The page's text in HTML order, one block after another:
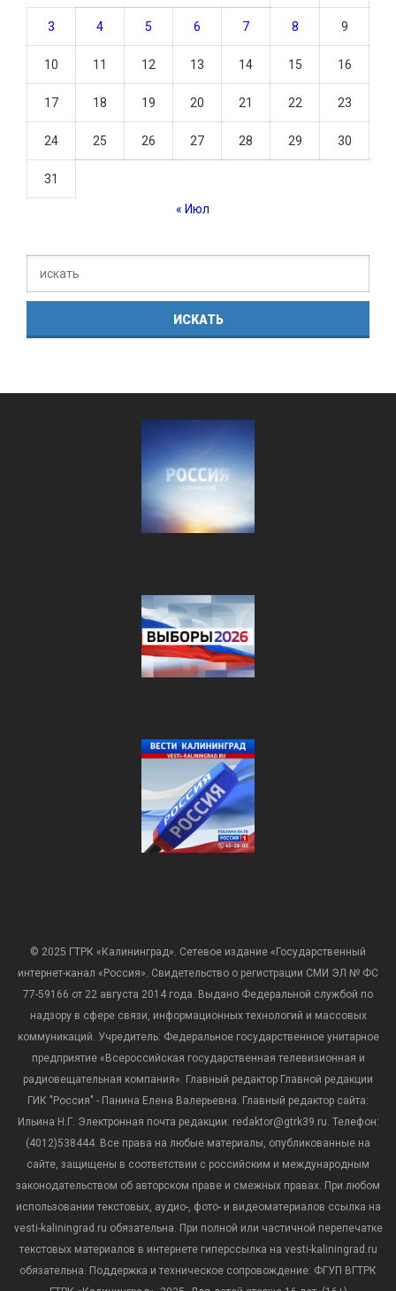
3 4 5 6 7 8 9
10 11 12 13 14 15 16
17 18 19 20 21 22 23
24 25 26 27 28 29 30
31
« Июл
© 2025 ГТРК «Калининград». Сетевое издание «Государственный
интернет-канал «Россия». Свидетельство о регистрации СМИ ЭЛ № ФС
77-59166 от 22 августа 2014 года. Выдано Федеральной службой по
надзору в сфере связи, информационных технологий и массовых
коммуникаций. Учредитель: Федеральное государственное унитарное
предприятие «Всероссийская государственная телевизионная и
радиовещательная компания». Главный редактор Главной редакции
ГИК "Россия" - Панина Елена Валерьевна. Главный редактор сайта:
Ильина Н.Г. Электронная почта редакции: redaktor@gtrk39.ru. Телефон:
(4012)538444. Все права на любые материалы, опубликованные на
сайте, защищены в соответствии с российским и международным
законодательством об авторском праве и смежных правах. При любом
использовании текстовых, аудио-, фото- и видеоматериалов ссылка на
vesti-kaliningrad.ru обязательна. При полной или частичной перепечатке
текстовых материалов в интернете гиперссылка на vesti-kaliningrad.ru
обязательна. Поддержка и техническое сопровождение: ФГУП ВГТРК